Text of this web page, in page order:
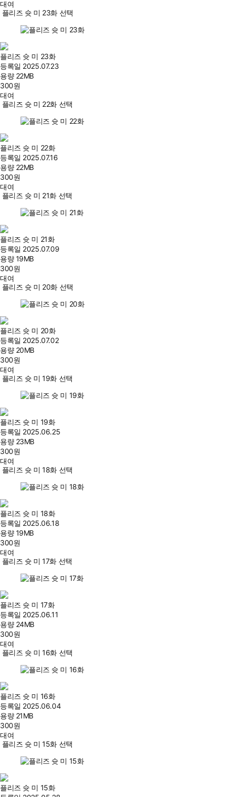
대여
플리즈 슛 미 23화 선택
플리즈 슛 미 23화
등록일 2025.07.23
용량 22MB
300원
대여
플리즈 슛 미 22화 선택
플리즈 슛 미 22화
등록일 2025.07.16
용량 22MB
300원
대여
플리즈 슛 미 21화 선택
플리즈 슛 미 21화
등록일 2025.07.09
용량19MB
300원
대여
플리즈 슛 미 20화 선택
플리즈 슛 미 20화
등록일 2025.07.02
용량 20MB
300원
대여
플리즈 슛 미 19화 선택
플리즈 슛 미 19화
등록일 2025.06.25
용량 23MB
300원
대여
플리즈 슛 미 18화 선택
플리즈 슛 미 18화
등록일 2025.06.18
용량19MB
300원
대여
플리즈 슛 미 17화 선택
플리즈 슛 미 17화
등록일 2025.06.11
용량 24MB
300원
대여
플리즈 슛 미 16화 선택
플리즈 슛 미 16화
등록일 2025.06.04
용량 21MB
300원
대여
플리즈 슛 미 15화 선택
플리즈 슛 미 15화